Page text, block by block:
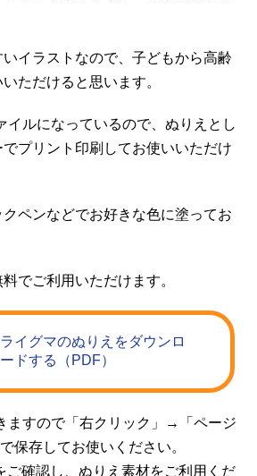
イラストなので、子どもから高齢
ただけると思います。
イルになっているので、ぬりえとし
プリント印刷してお使いいただけ
ペンなどでお好きな色に塗ってお
でご利用いただけます。
イグマのぬりえをダウンロ
ードする（PDF）
ますので「右クリック」→「ページ
保存してお使いください。
ご確認し、ぬりえ素材をご利用くだ